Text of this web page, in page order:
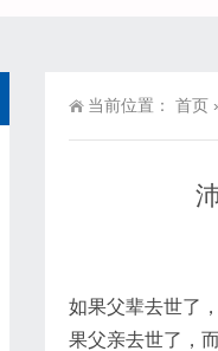
当前位置： 首页
如果父辈去世了
果父亲去世了，